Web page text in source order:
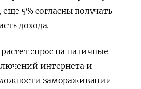
5% согласны получать
дохода.
спрос на наличные
интернета и
замораживании